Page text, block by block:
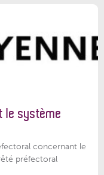
le système
concernant le
préfectoral